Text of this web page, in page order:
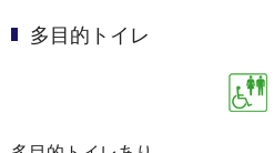
多目的トイレ